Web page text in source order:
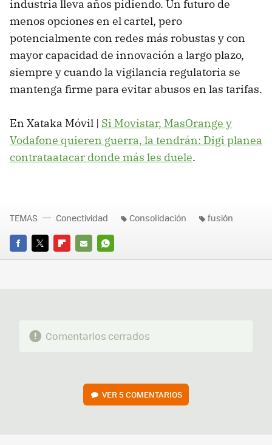
industria lleva años pidiendo. Un futuro de
menos opciones en el cartel, pero
potencialmente con redes más robustas y con
mayor capacidad de innovación a largo plazo,
siempre y cuando la vigilancia regulatoria se
mantenga firme para evitar abusos en las tarifas.
En Xataka Móvil | Si Movistar, MasOrange y
Vodafone quieren guerra, la tendrán: Digi planea
contrataatacar donde más les duele.
FACEBOOK
TWITTERFLIPBOARD
E-
WHATSAPP
TEMAS Conectividad Consolidación fusión
Comentarios cerrados
VER5 COMENTARIOS